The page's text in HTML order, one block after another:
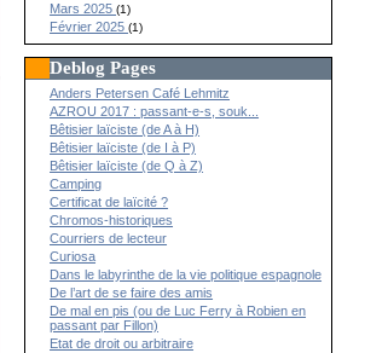
Mars 2025(1)
Février 2025(1)
Deblog Pages
Anders Petersen Café Lehmitz
AZROU 2017 : passant-e-s, souk...
Bêtisier laïciste (de A à H)
Bêtisier laïciste (de I à P)
Bêtisier laïciste (de Q à Z)
Camping
Certificat de laïcité ?
Chromos-historiques
Courriers de lecteur
Curiosa
Dans le labyrinthe de la vie politique espagnole
De l’art de se faire des amis
De mal en pis (ou de Luc Ferry à Robien en
passant par Fillon)
Etat de droit ou arbitraire